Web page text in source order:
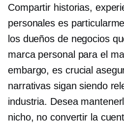
Compartir historias,
personales es
los dueños de negocios
marca personal para el
embargo, es crucial
narrativas sigan siendo
industria. Desea
nicho, no convertir la